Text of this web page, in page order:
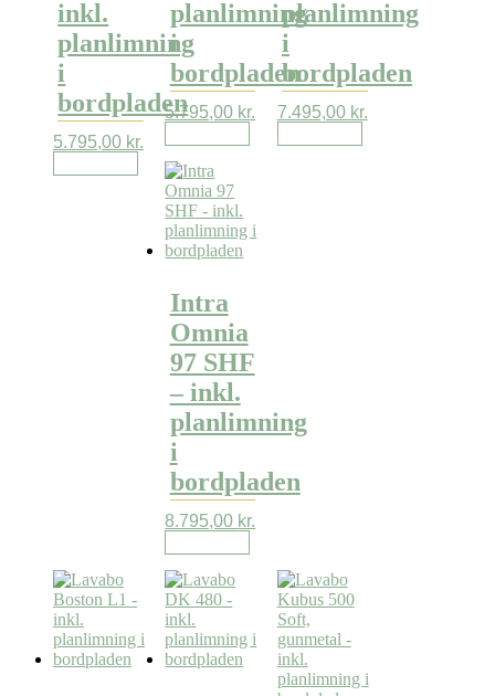
inkl.
planlimning
i
bordpladen
5.795,00 kr.
planlimning
i
bordpladen
5.795,00 kr.
planlimning
i
bordpladen
7.495,00 kr.
Intra
Omnia
97 SHF
– inkl.
planlimning
i
bordpladen
8.795,00 kr.